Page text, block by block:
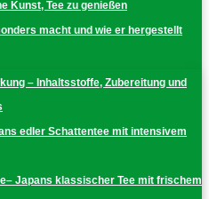
Kunst, Tee zu genießen
macht und wie er hergestellt
– Inhaltsstoffe, Zubereitung und
edler Schattentee mit intensivem
Japans klassischer Tee mit frischem